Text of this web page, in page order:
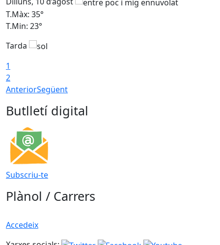
T.Màx: 35°
T.Min: 23°
Tarda
1
2
AnteriorSegüent
Butlletí digital
Subscriu-te
Plànol / Carrers
Accedeix